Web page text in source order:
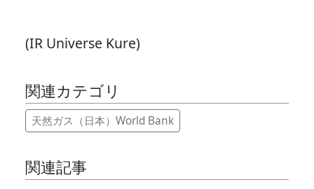
(IR Universe Kure)
関連カテゴリ
天然ガス（日本）World Bank
関連記事